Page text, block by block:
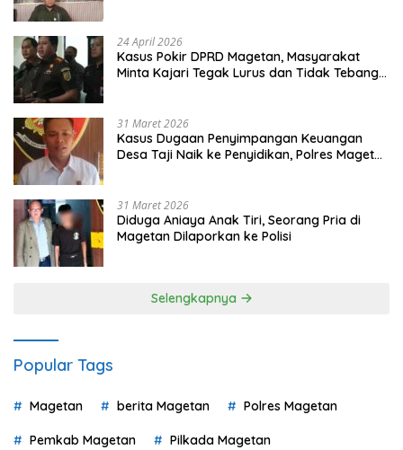
24 April 2026
Kasus Pokir DPRD Magetan, Masyarakat
Minta Kajari Tegak Lurus dan Tidak Tebang
31 Maret 2026
Kasus Dugaan Penyimpangan Keuangan
Desa Taji Naik ke Penyidikan, Polres Magetan
31 Maret 2026
Diduga Aniaya Anak Tiri, Seorang Pria di
Magetan Dilaporkan ke Polisi
Selengkapnya
Popular Tags
Magetan berita Magetan Polres Magetan
Pemkab Magetan Pilkada Magetan